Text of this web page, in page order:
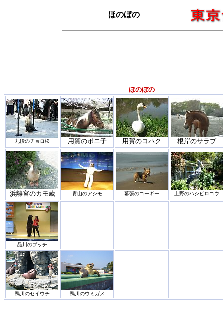
ほのぼの
ほのぼの
九段のチョロ松 用賀のポニ子 用賀のコハク 根岸のサラブ
浜離宮のカモ蔵 青山のアシモ 幕張のコーギー 上野のハシビロコウ
品川のブッチ
鴨川のセイウチ 鴨川のウミガメ